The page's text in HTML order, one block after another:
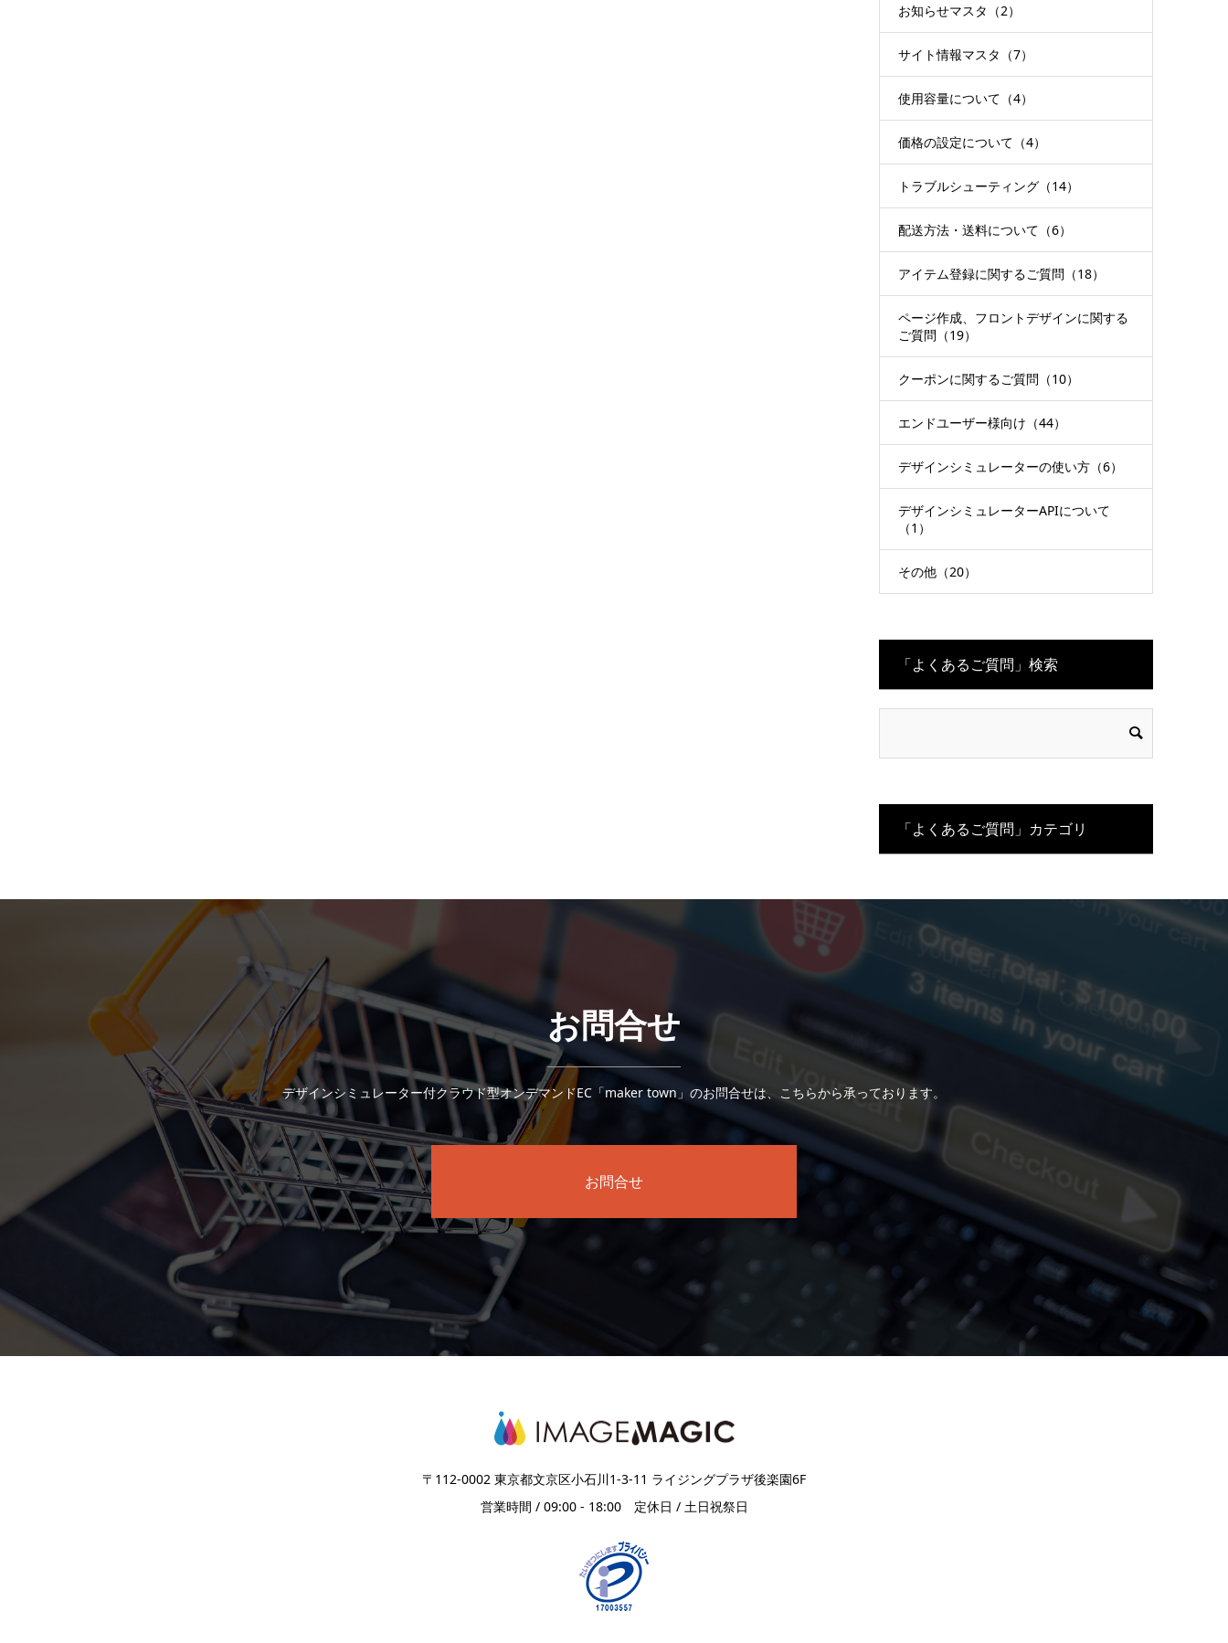
お知らせマスタ（2）
サイト情報マスタ（7）
使用容量について（4）
価格の設定について（4）
トラブルシューティング（14）
配送方法・送料について（6）
アイテム登録に関するご質問（18）
ページ作成、フロントデザインに関する
ご質問（19）
クーポンに関するご質問（10）
エンドユーザー様向け（44）
デザインシミュレーターの使い方（6）
デザインシミュレーターAPIについて
（1）
その他（20）
「よくあるご質問」検索
「よくあるご質問」カテゴリ
お問合せ
デザインシミュレーター付クラウド型オンデマンドEC「maker town」のお問合せは、こちらから承っております。
お問合せ
〒112-0002 東京都文京区小石川1-3-11 ライジングプラザ後楽園6F
営業時間 / 09:00 - 18:00 定休日 / 土日祝祭日